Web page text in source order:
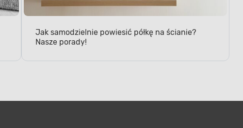
Jak samodzielnie powiesić półkę na ścianie?
Nasze porady!